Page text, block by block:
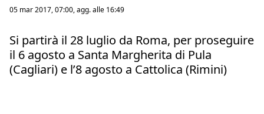
05 mar 2017, 07:00, agg. alle 16:49
Si partirà il 28 luglio da Roma, per proseguire
il 6 agosto a Santa Margherita di Pula
(Cagliari) e l’8 agosto a Cattolica (Rimini)